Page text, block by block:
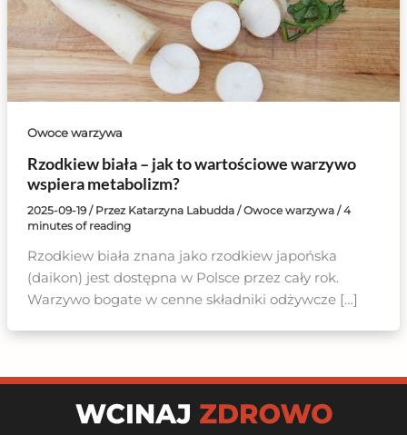
Owoce warzywa
Rzodkiew biała – jak to wartościowe warzywo
wspiera metabolizm?
2025-09-19/ Przez Katarzyna Labudda /Owoce warzywa/4
minutes of reading
Rzodkiew biała znana jako rzodkiew japońska
(daikon) jest dostępna w Polsce przez cały rok.
Warzywo bogate w cenne składniki odżywcze […]